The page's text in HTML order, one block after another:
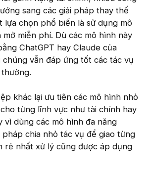
sang các giải pháp thay thế
lựa chọn phổ biến là sử dụng mô
miễn phí. Dù các mô hình này
ChatGPT hay Claude của
vẫn đáp ứng tốt các tác vụ
khác lại ưu tiên các mô hình nhỏ
từng lĩnh vực như tài chính hay
vì dùng các mô hình đa năng
pháp chia nhỏ tác vụ để giao từng
rẻ nhất xử lý cũng được áp dụng